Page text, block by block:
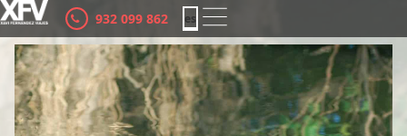
932 099 862
es
ca